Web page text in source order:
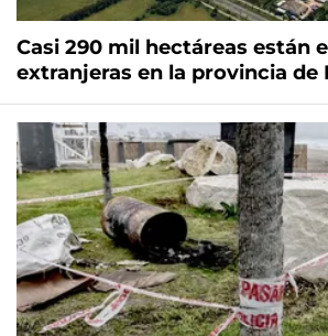
Casi 290 mil hectáreas están
extranjeras en la provincia de